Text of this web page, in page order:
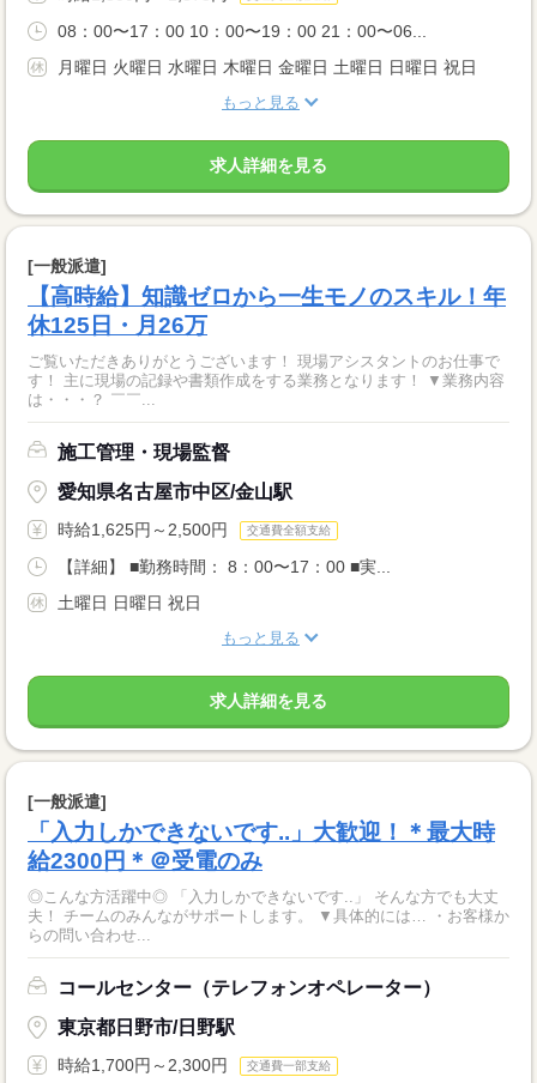
08：00〜17：00 10：00〜19：00 21：00〜06...
月曜日 火曜日 水曜日 木曜日 金曜日 土曜日 日曜日 祝日
もっと見る
求人詳細を見る
[一般派遣]
【高時給】知識ゼロから一生モノのスキル！年
休125日・月26万
ご覧いただきありがとうございます！ 現場アシスタントのお仕事で
す！ 主に現場の記録や書類作成をする業務となります！ ▼業務内容
は・・・？ ￣￣...
施工管理・現場監督
愛知県名古屋市中区/金山駅
時給1,625円～2,500円 交通費全額支給
【詳細】 ■勤務時間： 8：00〜17：00 ■実...
土曜日 日曜日 祝日
もっと見る
求人詳細を見る
[一般派遣]
「入力しかできないです..」大歓迎！＊最大時
給2300円＊＠受電のみ
◎こんな方活躍中◎ 「入力しかできないです..」 そんな方でも大丈
夫！ チームのみんながサポートします。 ▼具体的には… ・お客様か
らの問い合わせ...
コールセンター（テレフォンオペレーター）
東京都日野市/日野駅
時給1,700円～2,300円 交通費一部支給